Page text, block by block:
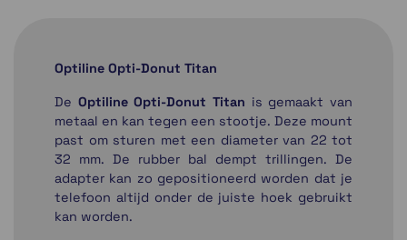
Optiline Opti-Donut Titan
De Optiline Opti-Donut Titan is gemaakt van
metaal en kan tegen een stootje. Deze mount
past om sturen met een diameter van 22 tot
32 mm. De rubber bal dempt trillingen. De
adapter kan zo gepositioneerd worden dat je
telefoon altijd onder de juiste hoek gebruikt
kan worden.